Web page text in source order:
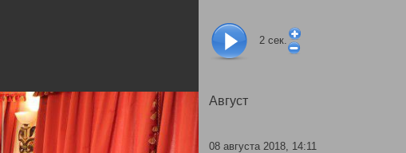
2 сек.
Август
08 августа 2018, 14:11